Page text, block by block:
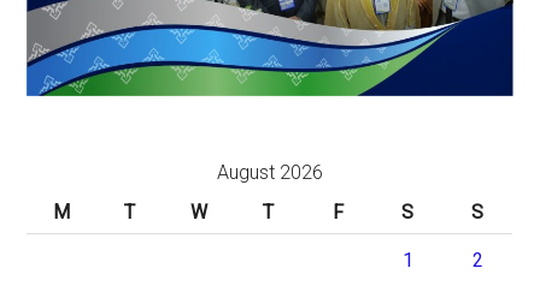
August 2026
M
T W T F S S
1 2